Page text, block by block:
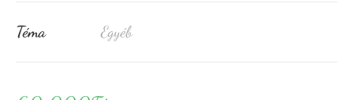
Téma Egyéb